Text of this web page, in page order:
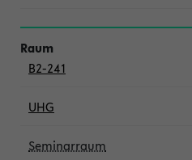
B2-241
UHG
Seminarraum